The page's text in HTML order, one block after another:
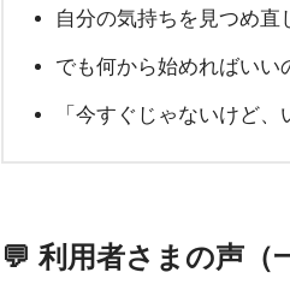
自分の気持ちを見つめ直
でも何から始めればいい
「今すぐじゃないけど
💬 利用者さまの声（